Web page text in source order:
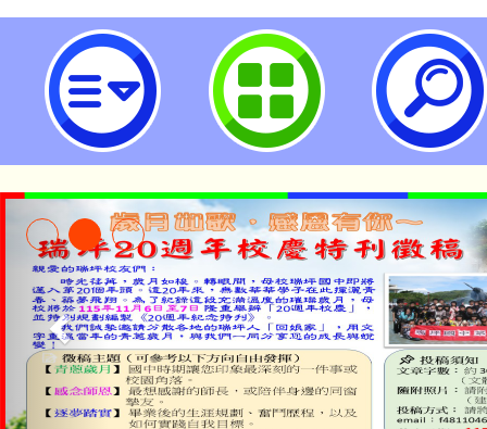
楊光國中小辦理「桃園市112年度
員及家長特教知能研習」，請鼓勵
及助理員報名參加。-桃園市立瑞
公告本校115學年度第